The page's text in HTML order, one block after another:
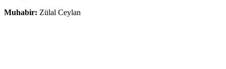
Muhabir: Zülal Ceylan